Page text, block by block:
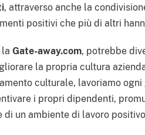
, attraverso anche la
positivi che più di altri
Gate-away.com, potrebbe
la propria cultura
culturale, lavoriamo ogni
i propri dipendenti,
di un ambiente di lavoro